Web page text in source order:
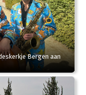
Bergen aan